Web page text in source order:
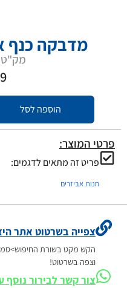
מדבקה כנף
הוספה לסל
פרטי המוצר:
פריט זה מתאים לדגמים:
חנות אביזרים
צפייה בשרטוט אתר
הקש מקט בשורת החיפוש>סמן
וצפה בשרטוט!
צור קשר לבירור נוסף